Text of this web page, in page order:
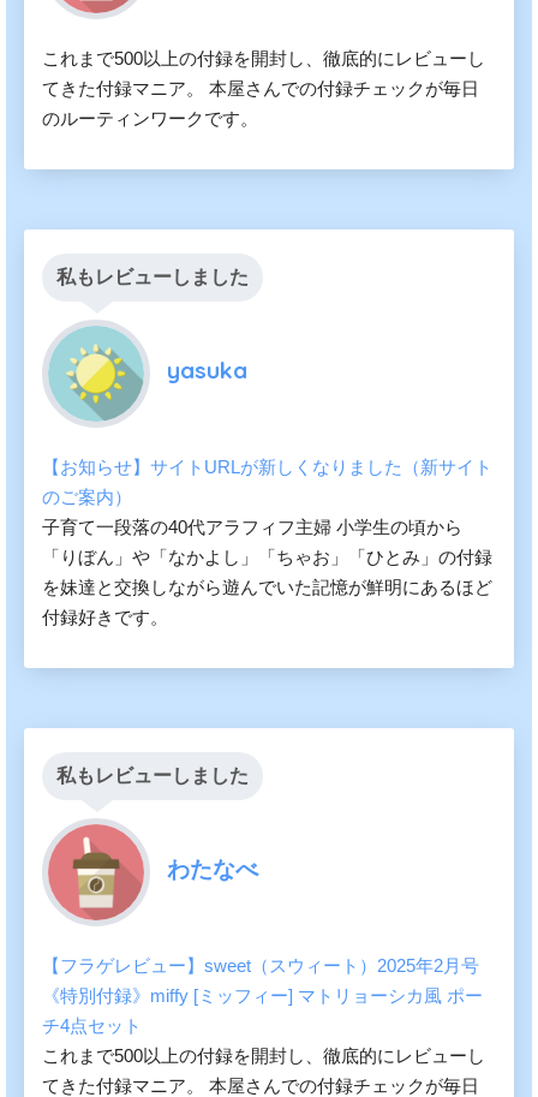
これまで500以上の付録を開封し、徹底的にレビューし
てきた付録マニア。 本屋さんでの付録チェックが毎日
のルーティンワークです。
私もレビューしました
yasuka
【お知らせ】サイトURLが新しくなりました（新サイト
のご案内）
子育て一段落の40代アラフィフ主婦 小学生の頃から
「りぼん」や「なかよし」「ちゃお」「ひとみ」の付録
を妹達と交換しながら遊んでいた記憶が鮮明にあるほど
付録好きです。
私もレビューしました
わたなべ
【フラゲレビュー】sweet（スウィート）2025年2月号
《特別付録》miffy [ミッフィー] マトリョーシカ風 ポー
チ4点セット
これまで500以上の付録を開封し、徹底的にレビューし
てきた付録マニア。 本屋さんでの付録チェックが毎日